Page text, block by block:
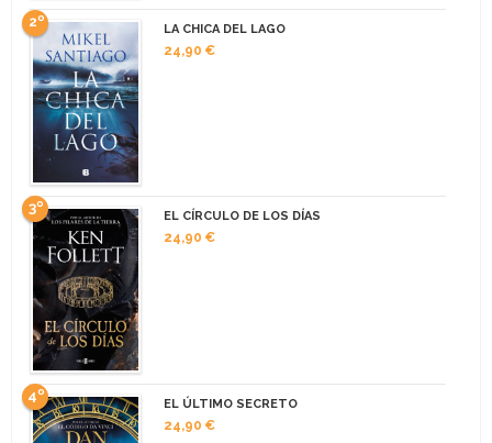
LA CHICA DEL LAGO
24,90 €
2º
EL CÍRCULO DE LOS DÍAS
24,90 €
3º
EL ÚLTIMO SECRETO
24,90 €
4º